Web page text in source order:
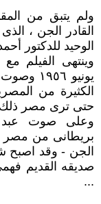
ولم يتبق من
القادر الجن ،
الوحيد للدكتور
وينتهى الفيلم
يونيو
الكثيرة من
حتى ترى مصر ذلك
وعلى صوت عبد
بريطانى من مصر
الجن - وقد اصبح
صديقه القديم
...